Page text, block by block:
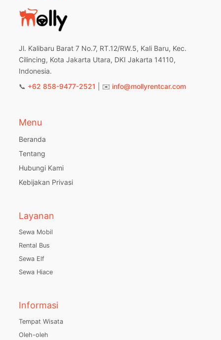
Jl. Kalibaru Barat 7 No.7, RT.12/RW.5, Kali Baru, Kec.
Cilincing, Kota Jakarta Utara, DKI Jakarta 14110,
Indonesia.
📞 +62 858-9477-2521 | ✉️ info@mollyrentcar.com
Menu
Beranda
Tentang
Hubungi Kami
Kebijakan Privasi
Layanan
Sewa Mobil
Rental Bus
Sewa Elf
Sewa Hiace
Informasi
Tempat Wisata
Oleh-oleh